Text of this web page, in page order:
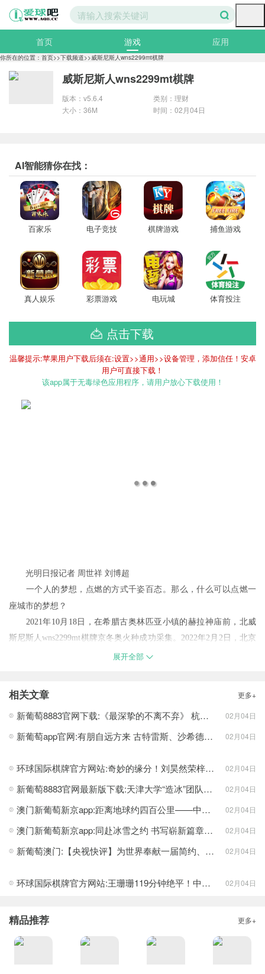
分类
图片大全 手机壁纸
首页 游戏 应用
你所在的位置： 首页>>下载频道>>威斯尼斯人wns2299mt棋牌
威斯尼斯人wns2299mt棋牌
版本：v5.6.4
类别：理财
大小：36M
时间：02月04日
AI智能猜你在找：
百家乐 电子竞技 棋牌游戏 捕鱼游戏
真人娱乐 彩票游戏 电玩城 体育投注
点击下载
温馨提示:苹果用户下载后须在:设置>>通用>>设备管理，添加信任！安卓
用户可直接下载！
该app属于无毒绿色应用程序，请用户放心下载使用！
光明日报记者 周世祥 刘博超
一个人的梦想，点燃的方式千姿百态。那么，什么可以点燃一
座城市的梦想？
2021年10月18日，在希腊古奥林匹亚小镇的赫拉神庙前，北威
斯尼斯人wns2299mt棋牌京冬奥火种成功采集。2022年2月2日，北京
冬奥会火炬接力在北京奥林匹克森林公园拉开序幕。在1200余位火
载着怎样的梦想？
（右）和童朝晖进行火炬传递。新华社记者贾浩成摄
“北京冬奥会的申办成功改变了我的人生轨迹，让我成为首钢转
司制冰工刘博强，曾是一名首钢轧钢工人。火炬接力传递中，他跑
展开全部
相关文章 更多+
新葡萄8883官网下载:《最深挚的不离不弃》 杭州15岁女生自创歌曲致敬战疫人 02月04日
新葡萄app官网:有朋自远方来 古特雷斯、沙希德、谭德塞、邓鸿森同机抵达北京 02月04日
环球国际棋牌官方网站:奇妙的缘分！刘昊然荣梓杉重现7年前合照 02月04日
新葡萄8883官网最新版下载:天津大学“造冰”团队助力绿色冬奥 02月04日
澳门新葡萄新京app:距离地球约四百公里——中国空间站的第一个春节 02月04日
澳门新葡萄新京app:同赴冰雪之约 书写崭新篇章——北京2022年冬奥会的世界期待 02月04日
新葡萄澳门:【央视快评】为世界奉献一届简约、安全、精彩的奥运盛会_新闻中心 02月04日
环球国际棋牌官方网站:王珊珊119分钟绝平！中国女足点球胜日本 杀入亚洲杯决赛 02月04日
精品推荐 更多+